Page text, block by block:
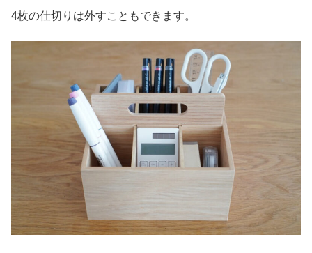
4枚の仕切りは外すこともできます。